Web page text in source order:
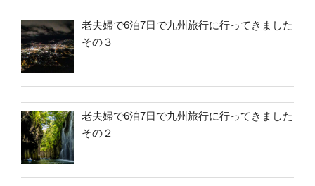
老夫婦で6泊7日で九州旅行に行ってきました
その３
老夫婦で6泊7日で九州旅行に行ってきました
その２